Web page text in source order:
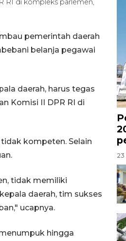
RI di kompleks parlemen,
pemerintah daerah
belanja pegawai
daerah, harus tegas
Komisi II DPR RI di
kompeten. Selain
tidak memiliki
daerah, tim sukses
ucapnya.
hingga
23